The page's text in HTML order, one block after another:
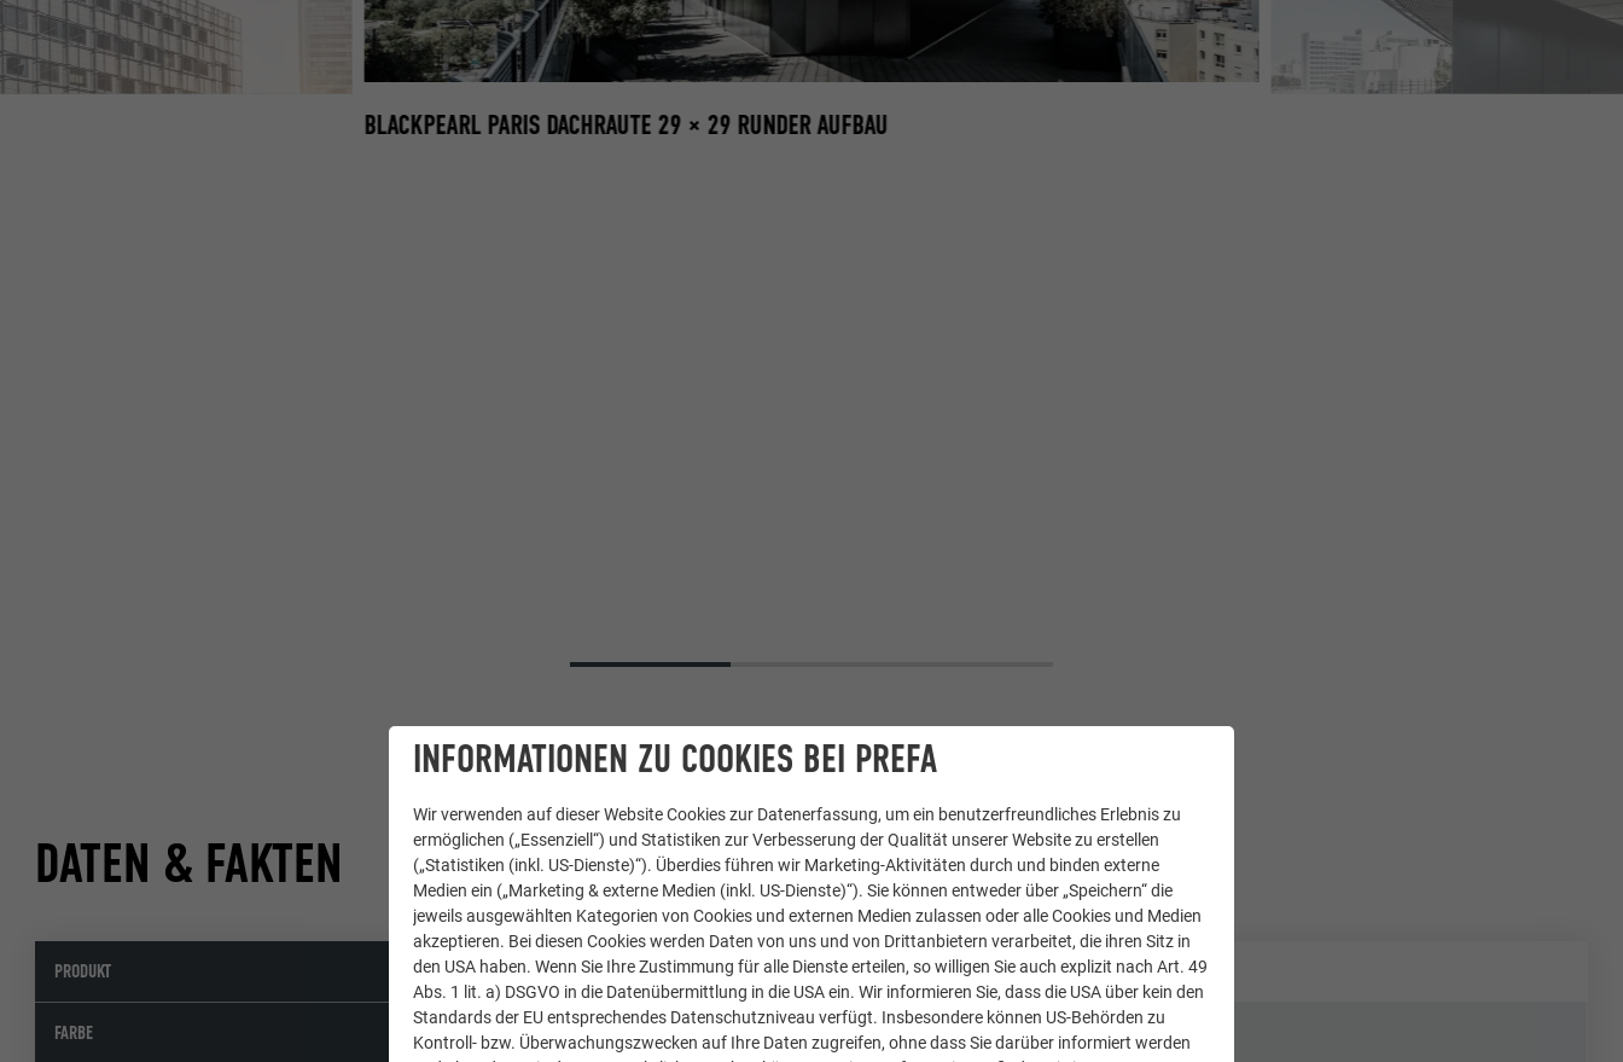
BLACKPEARL PARIS DACHRAUTE 29 × 29 RUNDER AUFBAU
DATEN & FAKTEN
PRODUKT Dachraute 29 × 29
FARBE Sonderfarbe
INFORMATIONEN ZU COOKIES BEI PREFA
Wir verwenden auf dieser Website Cookies zur Datenerfassung, um ein benutzerfreundliches Erlebnis zu
ermöglichen („Essenziell“) und Statistiken zur Verbesserung der Qualität unserer Website zu erstellen
(„Statistiken (inkl. US-Dienste)“). Überdies führen wir Marketing-Aktivitäten durch und binden externe
Medien ein („Marketing & externe Medien (inkl. US-Dienste)“). Sie können entweder über „Speichern“ die
jeweils ausgewählten Kategorien von Cookies und externen Medien zulassen oder alle Cookies und Medien
akzeptieren. Bei diesen Cookies werden Daten von uns und von Drittanbietern verarbeitet, die ihren Sitz in
den USA haben. Wenn Sie Ihre Zustimmung für alle Dienste erteilen, so willigen Sie auch explizit nach Art. 49
Abs. 1 lit. a) DSGVO in die Datenübermittlung in die USA ein. Wir informieren Sie, dass die USA über kein den
Standards der EU entsprechendes Datenschutzniveau verfügt. Insbesondere können US-Behörden zu
Kontroll- bzw. Überwachungszwecken auf Ihre Daten zugreifen, ohne dass Sie darüber informiert werden